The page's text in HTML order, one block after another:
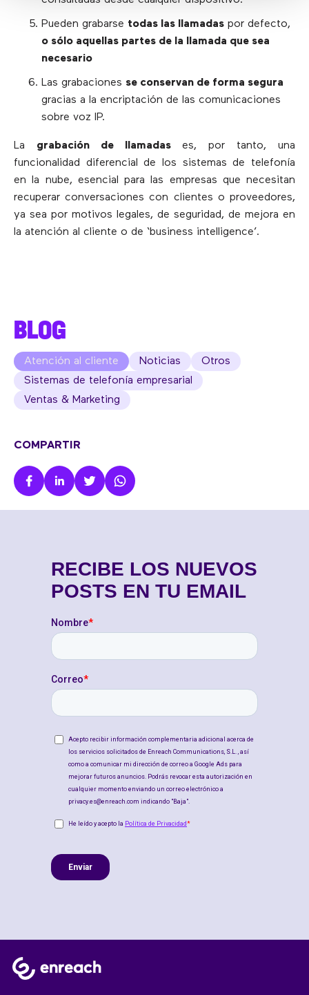
Pueden grabarse todas las llamadas por defecto,
o sólo aquellas partes de la llamada que sea
necesario
Las grabaciones se conservan de forma segura
gracias a la encriptación de las comunicaciones
sobre voz IP.
La grabación de llamadases, por tanto, una
funcionalidad diferencial de los sistemas de telefonía
en la nube, esencial para las empresas que necesitan
recuperar conversaciones con clientes o proveedores,
ya sea por motivos legales, de seguridad, de mejora en
la atención al cliente o de ‘business intelligence’.
BLOG
Atención al cliente Noticias
Otros
Sistemas de telefonía empresarial
Ventas & Marketing
COMPARTIR